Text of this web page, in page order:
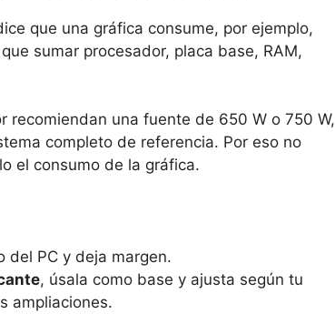
que una gráfica consume, por ejemplo,
sumar procesador, placa base, RAM,
recomiendan una fuente de 650 W o 750 W,
completo de referencia. Por eso no
el consumo de la gráfica.
del PC y deja margen.
, úsala como base y ajusta según tu
ampliaciones.